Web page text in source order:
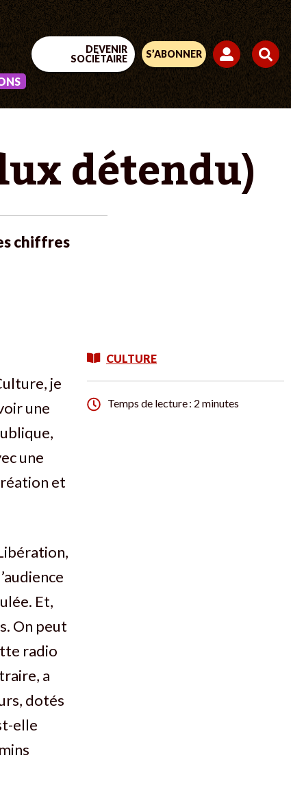
DEVENIR
SOCIÉTAIRE
S’ABONNER
détendu)
chiffres
je
une
une
et
Et,
On peut
radio
a
dotés
elle
CULTURE
Temps de lecture : 2 minutes